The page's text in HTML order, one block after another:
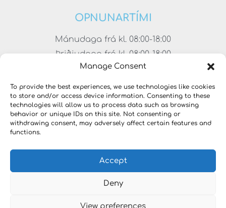
Manage Consent
To provide the best experiences, we use technologies like cookies
to store and/or access device information. Consenting to these
technologies will allow us to process data such as browsing
behavior or unique IDs on this site. Not consenting or
withdrawing consent, may adversely affect certain features and
functions.
Accept
Deny
View preferences
OPNUNARTÍMI
Mánudaga frá kl. 08:00-18:00
Þriðjudaga frá kl. 08:00-18:00
Miðvikudaga frá kl. 08:00-18:00
Fimmtudaga frá kl. 08:00-18:00
Föstudaga frá kl. 08:00-17:00
Laugardaga frá kl. 11:00-15:00